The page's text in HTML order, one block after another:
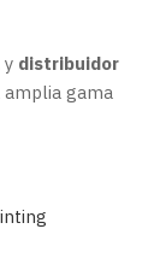
y distribuidor
amplia gama